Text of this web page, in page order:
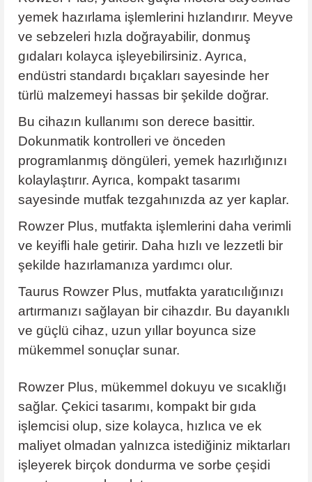
yemek hazırlama işlemlerini hızlandırır. Meyve
ve sebzeleri hızla doğrayabilir, donmuş
gıdaları kolayca işleyebilirsiniz. Ayrıca,
endüstri standardı bıçakları sayesinde her
türlü malzemeyi hassas bir şekilde doğrar.
Bu cihazın kullanımı son derece basittir.
Dokunmatik kontrolleri ve önceden
programlanmış döngüleri, yemek hazırlığınızı
kolaylaştırır. Ayrıca, kompakt tasarımı
sayesinde mutfak tezgahınızda az yer kaplar.
Rowzer Plus, mutfakta işlemlerini daha verimli
ve keyifli hale getirir. Daha hızlı ve lezzetli bir
şekilde hazırlamanıza yardımcı olur.
Taurus Rowzer Plus, mutfakta yaratıcılığınızı
artırmanızı sağlayan bir cihazdır. Bu dayanıklı
ve güçlü cihaz, uzun yıllar boyunca size
mükemmel sonuçlar sunar.
Rowzer Plus, mükemmel dokuyu ve sıcaklığı
sağlar. Çekici tasarımı, kompakt bir gıda
işlemcisi olup, size kolayca, hızlıca ve ek
maliyet olmadan yalnızca istediğiniz miktarları
işleyerek birçok dondurma ve sorbe çeşidi